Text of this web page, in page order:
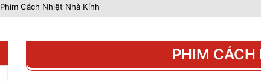
Phim Cách Nhiệt Nhà Kính
PHIM CÁCH